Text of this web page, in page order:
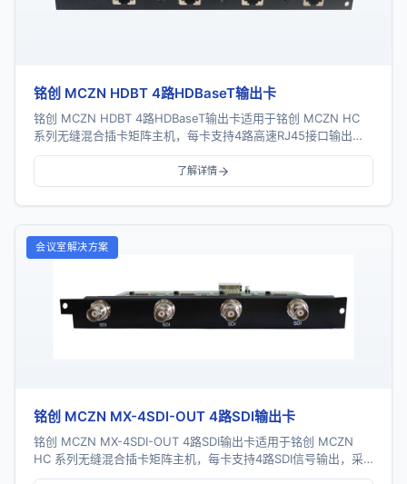
铭创 MCZN HDBT 4路HDBaseT输出卡
铭创 MCZN HDBT 4路HDBaseT输出卡适用于铭创 MCZN HC
系列无缝混合插卡矩阵主机，每卡支持4路高速RJ45接口输出，
支持HDBaseT协议...
了解详情
会议室解决方案
铭创 MCZN MX-4SDI-OUT 4路SDI输出卡
铭创 MCZN MX-4SDI-OUT 4路SDI输出卡适用于铭创 MCZN
HC 系列无缝混合插卡矩阵主机，每卡支持4路SDI信号输出，采
用一卡四路插卡式结构...